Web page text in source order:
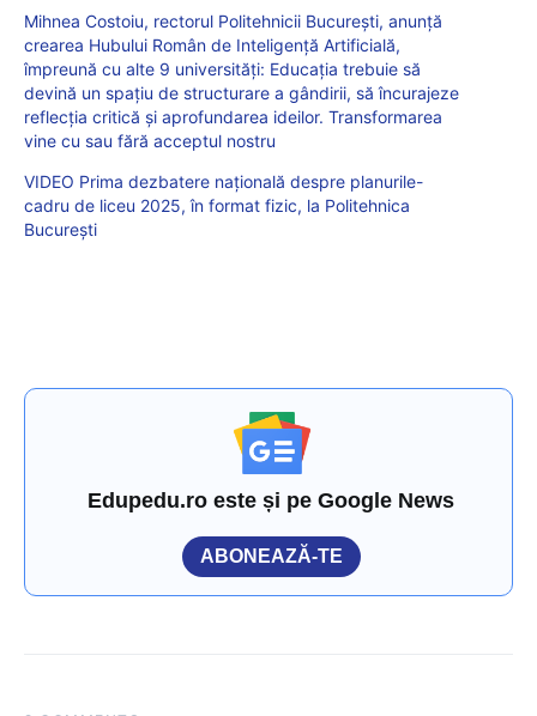
Mihnea Costoiu, rectorul Politehnicii București, anunță
crearea Hubului Român de Inteligență Artificială,
împreună cu alte 9 universități: Educația trebuie să
devină un spațiu de structurare a gândirii, să încurajeze
reflecția critică și aprofundarea ideilor. Transformarea
vine cu sau fără acceptul nostru
VIDEO Prima dezbatere națională despre planurile-
cadru de liceu 2025, în format fizic, la Politehnica
București
Edupedu.ro este și pe Google News
ABONEAZĂ-TE